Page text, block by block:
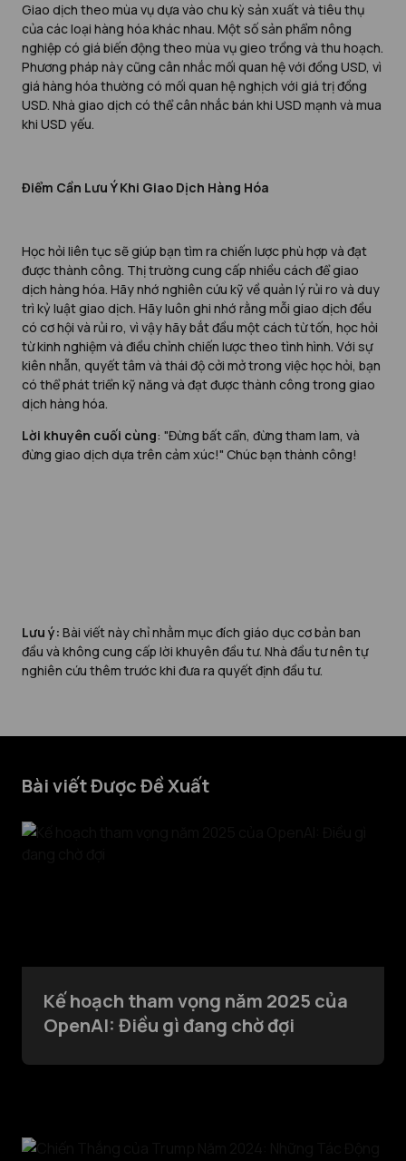
Giao dịch theo mùa vụ dựa vào chu kỳ sản xuất và tiêu thụ
của các loại hàng hóa khác nhau. Một số sản phẩm nông
nghiệp có giá biến động theo mùa vụ gieo trồng và thu hoạch.
Phương pháp này cũng cân nhắc mối quan hệ với đồng USD, vì
giá hàng hóa thường có mối quan hệ nghịch với giá trị đồng
USD. Nhà giao dịch có thể cân nhắc bán khi USD mạnh và mua
khi USD yếu.
Điểm Cần Lưu Ý Khi Giao Dịch Hàng Hóa
Học hỏi liên tục sẽ giúp bạn tìm ra chiến lược phù hợp và đạt
được thành công. Thị trường cung cấp nhiều cách để giao
dịch hàng hóa. Hãy nhớ nghiên cứu kỹ về quản lý rủi ro và duy
trì kỷ luật giao dịch. Hãy luôn ghi nhớ rằng mỗi giao dịch đều
có cơ hội và rủi ro, vì vậy hãy bắt đầu một cách từ tốn, học hỏi
từ kinh nghiệm và điều chỉnh chiến lược theo tình hình. Với sự
kiên nhẫn, quyết tâm và thái độ cởi mở trong việc học hỏi, bạn
có thể phát triển kỹ năng và đạt được thành công trong giao
dịch hàng hóa.
Lời khuyên cuối cùng: "Đừng bất cẩn, đừng tham lam, và
đừng giao dịch dựa trên cảm xúc!" Chúc bạn thành công!
Lưu ý: Bài viết này chỉ nhằm mục đích giáo dục cơ bản ban
đầu và không cung cấp lời khuyên đầu tư. Nhà đầu tư nên tự
nghiên cứu thêm trước khi đưa ra quyết định đầu tư.
Bài viết Được Đề Xuất
Kế hoạch tham vọng năm 2025 của
OpenAI: Điều gì đang chờ đợi